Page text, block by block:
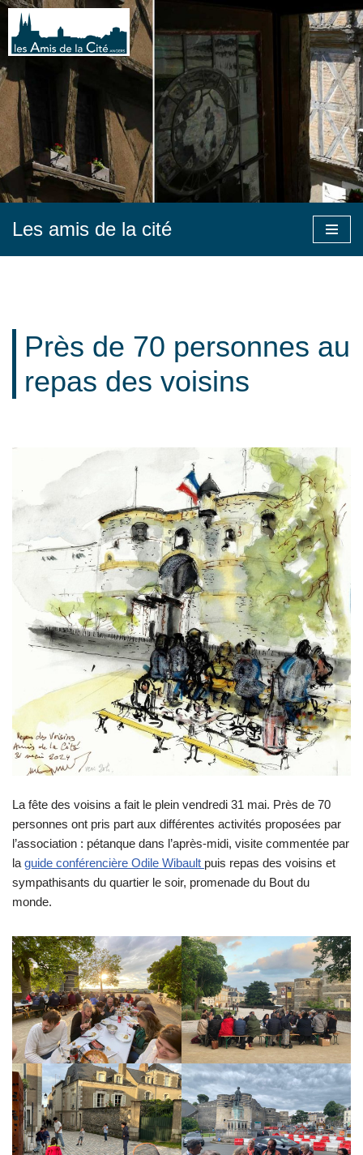
Aller
contenu
Les amis de la cité
Près de 70 personnes au
repas des voisins
La fête des voisins a fait le plein vendredi 31 mai. Près de 70
personnes ont pris part aux différentes activités proposées par
l’association : pétanque dans l’après-midi, visite commentée par
laguide conférencière Odile Wibault puis repas des voisins et
sympathisants du quartier le soir, promenade du Bout du
monde.